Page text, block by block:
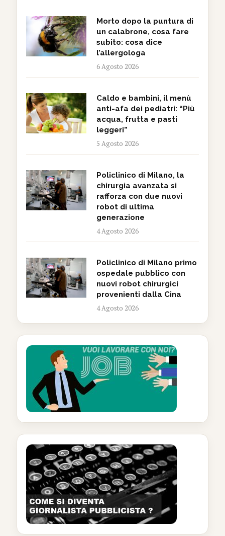
Morto dopo la puntura di
un calabrone, cosa fare
subito: cosa dice
l’allergologa
6 Agosto 2026
Caldo e bambini, il menù
anti-afa dei pediatri: “Più
acqua, frutta e pasti
leggeri”
5 Agosto 2026
Policlinico di Milano, la
chirurgia avanzata si
rafforza con due nuovi
robot di ultima
generazione
4 Agosto 2026
Policlinico di Milano primo
ospedale pubblico con
nuovi robot chirurgici
provenienti dalla Cina
4 Agosto 2026